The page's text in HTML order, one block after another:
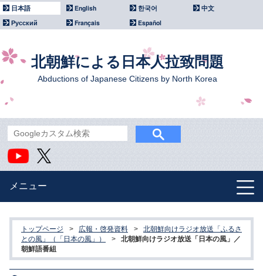
日本語 English 한국어
中文
Русский
Français Español
北朝鮮による日本人拉致問題
Abductions of Japanese Citizens by North Korea
メニュー
政府主催イベント
トップページ > 広報・啓発資料 >
北朝鮮向けラジオ放送「ふるさ
との風」（「日本の風」）
>
北朝鮮向けラジオ放送「日本の風」／
朝鮮語番組